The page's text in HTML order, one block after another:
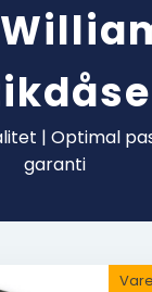
| Optimal
garanti